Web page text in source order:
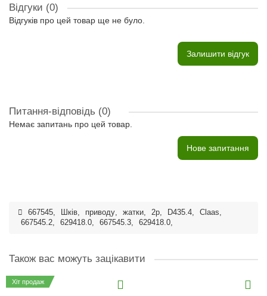
Відгуки (0)
Відгуків про цей товар ще не було.
Залишити відгук
Питання-відповідь (0)
Немає запитань про цей товар.
Нове запитання
667545, Шків, приводу, жатки, 2р, D435.4, Claas,
667545.2, 629418.0, 667545.3, 629418.0,
Також вас можуть зацікавити
Хіт продаж